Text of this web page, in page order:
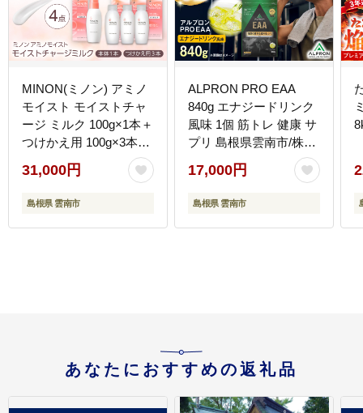
MINON(ミノン) アミノ
モイスト モイストチャ
ージ ミルク 100g×1本＋
つけかえ用 100g×3本セ
ット 計4点 貯水肌 保水
乳液 美容 美肌 メイク
スキンケア 島根県雲南
（株） [AIDU005]
31,000円
島根県 雲南市
ALPRON PRO EAA
840g エナジードリンク
風味 1個 筋トレ 健康 サ
プリ 島根県雲南市/株式
会社アルプロン
[AIAL088]
17,000円
島根県 雲南市
あなたにおすすめの返礼品